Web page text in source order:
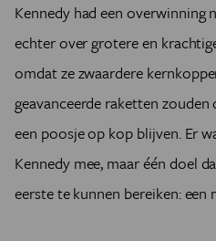
Kennedy had een overwinning
echter over grotere en
omdat ze zwaardere
geavanceerde raketten
een poosje op kop blijven. Er
Kennedy mee, maar één doel
eerste te kunnen bereiken: een